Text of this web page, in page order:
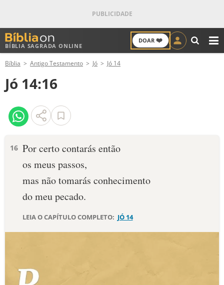
BÍBLIA SAGRADA ONLINE
DOAR ❤️
ANTIGO TESTAMENTO
NOVO TESTAMENTO
VERSÍCULOS
PALAVRA DO DIA
SALMO DO DIA
DEVOCIONAL DIÁRIO
ESTUDOS BÍBLICOS
Bíblia Antigo Testamento Jó Jó 14
Jó 14:16
16 Por certo contarás então
os meus passos,
mas não tomarás conhecimento
do meu pecado.
LEIA O CAPÍTULO COMPLETO: JÓ 14